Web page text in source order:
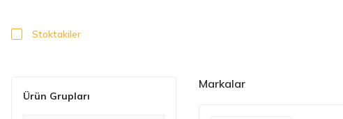
Stoktakiler
Ürün Grupları
Markalar